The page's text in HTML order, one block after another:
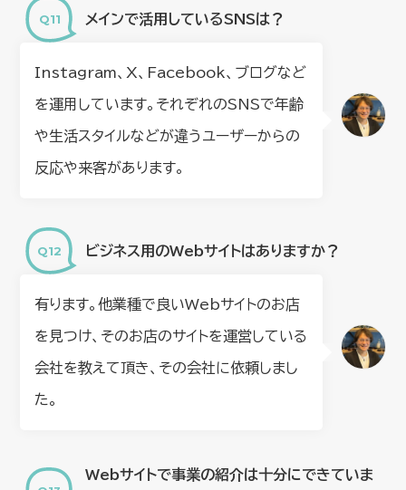
メインで活用しているSNSは？
Instagram、X、Facebook、ブログなど
を運用しています。それぞれのSNSで年齢
や生活スタイルなどが違うユーザーからの
反応や来客があります。
ビジネス用のWebサイトはありますか？
有ります。他業種で良いWebサイトのお店
を見つけ、そのお店のサイトを運営している
会社を教えて頂き、その会社に依頼しまし
た。
Webサイトで事業の紹介は十分にできていま